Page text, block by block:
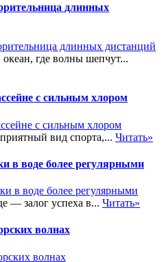
длинных
океан, где волны шепчут...
с сильным хлором
вид спорта,... Читать»
в воде более регулярными
— залог успеха в... Читать»
волнах